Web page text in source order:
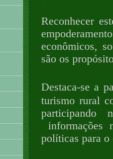
Reconhecer
econômicos,
são os
Destaca-se a
turismo rural
participando
informações
políticas para